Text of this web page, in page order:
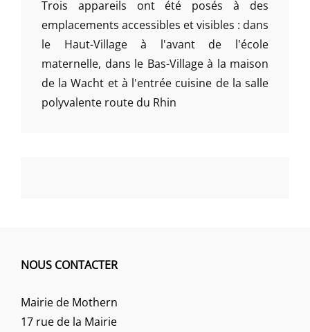
Trois appareils ont été posés à des
emplacements accessibles et visibles : dans
le Haut-Village à l'avant de l'école
maternelle, dans le Bas-Village à la maison
de la Wacht et à l'entrée cuisine de la salle
polyvalente route du Rhin
NOUS CONTACTER
Mairie de Mothern
17 rue de la Mairie